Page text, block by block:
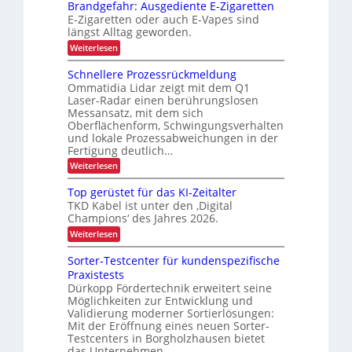
t
r
i
e
b
l
i
c
h
e
n
L
a
s
t
e
n
t
r
a
n
s
p
o
o
j
e
k
t
i
o
n
n
t
e
r
L
o
g
s
t
i
k
v
e
r
l
ä
s
i
g
e
r
T
r
a
n
s
p
o
r
t
v
o
F
r
a
c
h
t
u
n
Brandgefahr: Ausgediente E-Zigaretten
E-Zigaretten oder auch E-Vapes sind
längst Alltag geworden.
Weiterlesen:
B
a
n
d
g
e
f
a
h
r
:
A
u
s
g
e
d
i
e
n
t
e
E
-
Z
i
Schnellere Prozessrückmeldung
Ommatidia Lidar zeigt mit dem Q1
Laser-Radar einen berührungslosen
Messansatz, mit dem sich
Oberflächenform, Schwingungsverhalten
und lokale Prozessabweichungen in der
Fertigung deutlich…
Weiterlesen:
S
h
n
e
l
l
r
e
P
r
o
z
e
s
Top gerüstet für das KI-Zeitalter
TKD Kabel ist unter den ‚Digital
Champions‘ des Jahres 2026.
Weiterlesen:
T
p
g
e
r
ü
s
t
e
Sorter-Testcenter für kundenspezifische
Praxistests
Dürkopp Fördertechnik erweitert seine
Möglichkeiten zur Entwicklung und
Validierung moderner Sortierlösungen:
Mit der Eröffnung eines neuen Sorter-
Testcenters in Borgholzhausen bietet